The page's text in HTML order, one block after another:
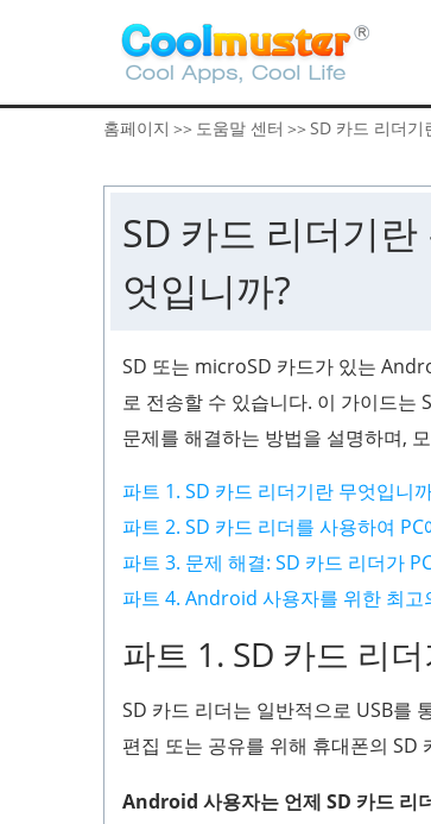
홈페이지 >> 도움말 센터 >> SD 카드 리더기
SD 카드 리더기
엇입니까?
SD 또는 microSD 카드가 있는
로 전송할 수 있습니다. 이 가이드는
문제를 해결하는 방법을 설명하며,
파트 1. SD 카드 리더기란 무엇입니
파트 2. SD 카드 리더를 사용하여
파트 3. 문제 해결: SD 카드 리더가
파트 4. Android 사용자를 위한 최고
파트 1. SD 카드 리
SD 카드 리더는 일반적으로 USB를
편집 또는 공유를 위해 휴대폰의
Android 사용자는 언제 SD 카드 리